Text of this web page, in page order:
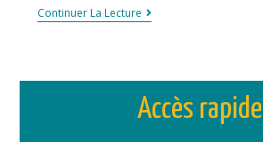
Continuer La Lecture
Accès rapide